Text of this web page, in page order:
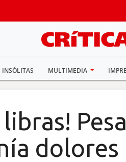
INSÓLITAS MULTIMEDIA
dolores